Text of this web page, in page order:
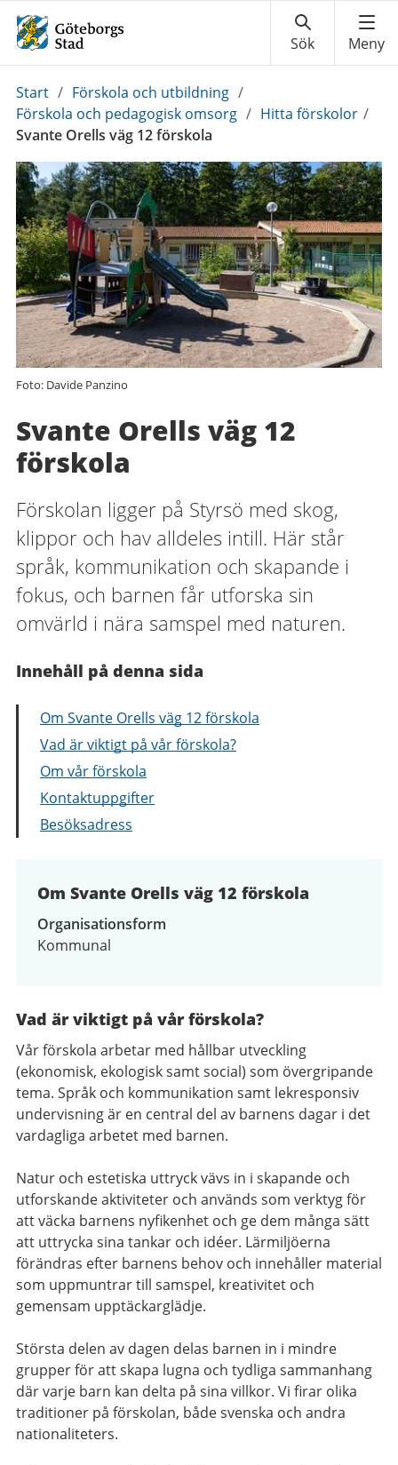
Du
är
här:
Start / Förskola och utbildning /
Förskola och pedagogisk omsorg / Hitta förskolor /
Svante Orells väg 12 förskola
Foto: Davide Panzino
Svante Orells väg 12
förskola
Förskolan ligger på Styrsö med skog,
klippor och hav alldeles intill. Här står
språk, kommunikation och skapande i
fokus, och barnen får utforska sin
omvärld i nära samspel med naturen.
Innehåll på denna sida
Om Svante Orells väg 12 förskola
Vad är viktigt på vår förskola?
Om vår förskola
Kontaktuppgifter
Besöksadress
Om Svante Orells väg 12 förskola
Organisationsform
Kommunal
Vad är viktigt på vår förskola?
Vår förskola arbetar med hållbar utveckling
(ekonomisk, ekologisk samt social) som övergripande
tema. Språk och kommunikation samt lekresponsiv
undervisning är en central del av barnens dagar i det
vardagliga arbetet med barnen.
Natur och estetiska uttryck vävs in i skapande och
utforskande aktiviteter och används som verktyg för
att väcka barnens nyfikenhet och ge dem många sätt
att uttrycka sina tankar och idéer. Lärmiljöerna
förändras efter barnens behov och innehåller material
som uppmuntrar till samspel, kreativitet och
gemensam upptäckarglädje.
Största delen av dagen delas barnen in i mindre
grupper för att skapa lugna och tydliga sammanhang
där varje barn kan delta på sina villkor. Vi firar olika
traditioner på förskolan, både svenska och andra
nationaliteters.